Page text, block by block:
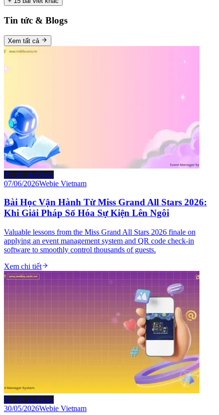
Tin tức & Blogs
Xem tất cả
Tin tức & Blogs
07/06/2026Webie Vietnam
Bài Học Vận Hành Từ Miss Grand All Stars 2026:
Khi Giải Pháp Số Hóa Sự Kiện Lên Ngôi
Valuable lessons from the Miss Grand All Stars 2026 finale on
applying an event management system and QR code check-in
software to smoothly control thousands of guests.
Xem chi tiết
Tin tức & Blogs
30/05/2026Webie Vietnam